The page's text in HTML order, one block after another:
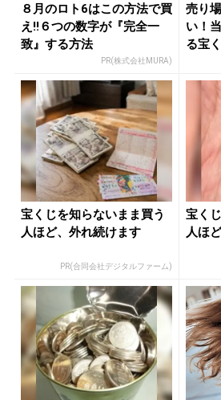
８月のロト6はこの方法で買
え!!６つの数字が『完全一
致』する方法
PR(株式会社MURA)
売り
い！
る宝
宝くじを知らないまま買う
人ほど、外れ続けます
PR(合同会社デジタルファーム)
宝く
人ほ